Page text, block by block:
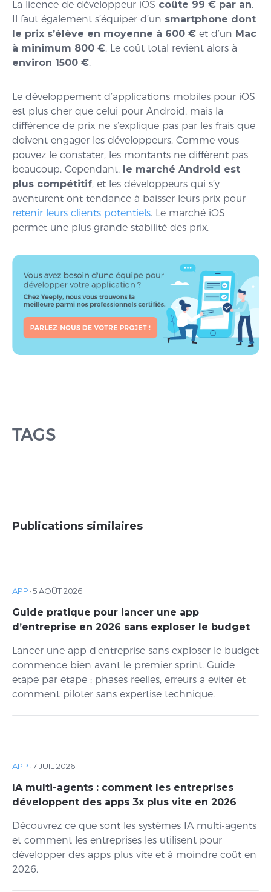
La licence de développeur iOS coûte 99 € par an.
Il faut également s’équiper d’un smartphone dont
le prix s’élève en moyenne à 600 € et d’un Mac
à minimum 800 €. Le coût total revient alors à
environ 1500 €.
Le développement d’applications mobiles pour iOS
est plus cher que celui pour Android, mais la
différence de prix ne s’explique pas par les frais que
doivent engager les développeurs. Comme vous
pouvez le constater, les montants ne diffèrent pas
beaucoup. Cependant, le marché Android est
plus compétitif, et les développeurs qui s’y
aventurent ont tendance à baisser leurs prix pour
retenir leurs clients potentiels. Le marché iOS
permet une plus grande stabilité des prix.
TAGS
Publications similaires
APP ·5 AOÛT 2026
Guide pratique pour lancer une app
d’entreprise en 2026 sans exploser le budget
Lancer une app d'entreprise sans exploser le budget
commence bien avant le premier sprint. Guide
etape par etape : phases reelles, erreurs a eviter et
comment piloter sans expertise technique.
APP ·7 JUIL 2026
IA multi-agents : comment les entreprises
développent des apps 3x plus vite en 2026
Découvrez ce que sont les systèmes IA multi-agents
et comment les entreprises les utilisent pour
développer des apps plus vite et à moindre coût en
2026.